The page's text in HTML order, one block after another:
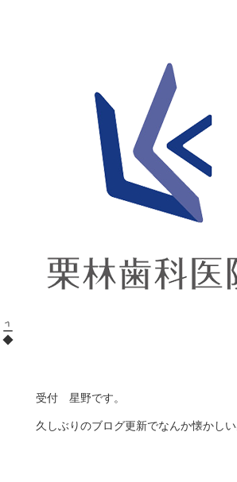
受付 星野です。
久しぶりのブログ更新でなんか懐かし